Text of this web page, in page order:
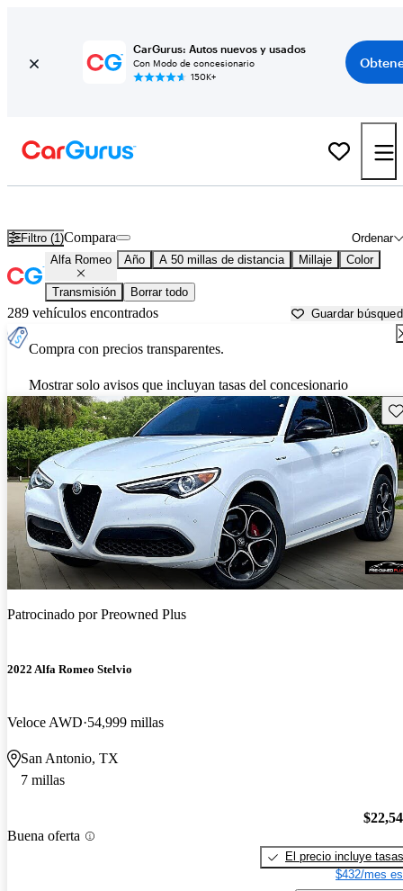
CarGurus: Autos nuevos y usados
Con Modo de concesionario
150K+
Filtro (1) Ordenar
Compara
Alfa Romeo Año A 50 millas de distancia Millaje Color
Transmisión Borrar todo
289 vehículos encontrados Guardar
Compra con precios transparentes.
Mostrar solo avisos que incluyan tasas del concesionario
Patrocinado porPreowned Plus
2022 Alfa Romeo Stelvio
Veloce AWD 54,999 millas
San Antonio, TX
7 millas
Buena oferta
El precio incluye tasas
$432/mes